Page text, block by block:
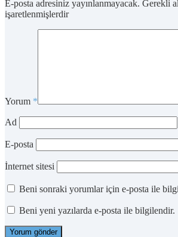
E-posta adresiniz yayınlanmayacak. Gerekli
işaretlenmişlerdir
Yorum *
Ad
E-posta
İnternet sitesi
Beni sonraki yorumlar için e-posta ile
Beni yeni yazılarda e-posta ile bilgilendir.